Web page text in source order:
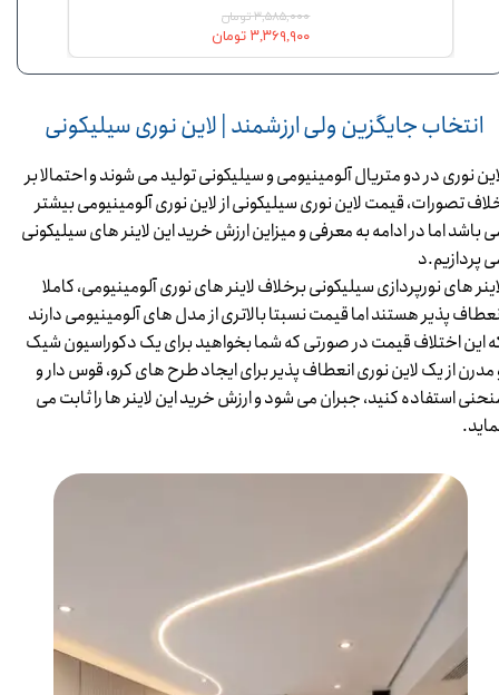
۳,۵۸۵,۰۰۰ تومان
۳,۳۶۹,۹۰۰ تومان
​​​​​​​ انتخاب جایگزین ولی ارزشمند | لاین نوری سیلیکونی
نوری در دو متریال آلومینیومی و سیلیکونی تولید می شوند و احتمالا بر
تصورات، قیمت لاین نوری سیلیکونی از لاین نوری آلومینیومی بیشتر
باشد اما در ادامه به معرفی و میزاین ارزش خرید این لاینر های سیلیکونی
پردازیم.د
های نورپردازی سیلیکونی برخلاف لاینر های نوری آلومینیومی، کاملا
پذیر هستند اما قیمت نسبتا بالاتری از مدل های آلومینیومی دارند
این اختلاف قیمت در صورتی که شما بخواهید برای یک دکوراسیون شیک
مدرن از یک لاین نوری انعطاف پذیر برای ایجاد طرح های کرو، قوس دار و
استفاده کنید، جبران می شود و ارزش خرید این لاینر ها را ثابت می